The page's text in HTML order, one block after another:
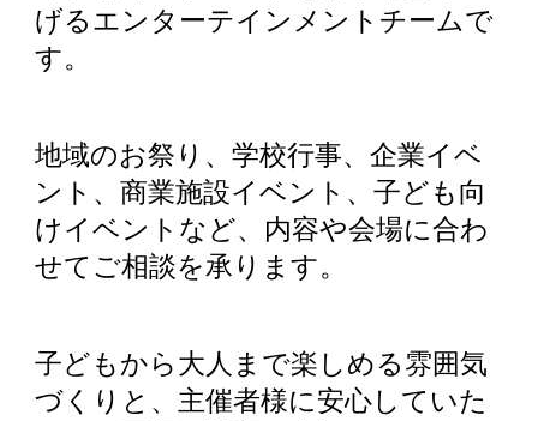
げるエンターテインメントチームで
す。
地域のお祭り、学校行事、企業イベ
ント、商業施設イベント、子ども向
けイベントなど、内容や会場に合わ
せてご相談を承ります。
子どもから大人まで楽しめる雰囲気
づくりと、主催者様に安心していた